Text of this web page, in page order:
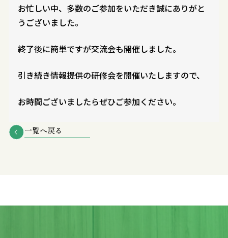
お忙しい中、多数のご参加をいただき誠にありがと
うございました。
終了後に簡単ですが交流会も開催しました。
引き続き情報提供の研修会を開催いたしますので、
お時間ございましたらぜひご参加ください。
一覧へ戻る